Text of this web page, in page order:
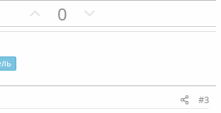
П
о
т
0
е
т
#3